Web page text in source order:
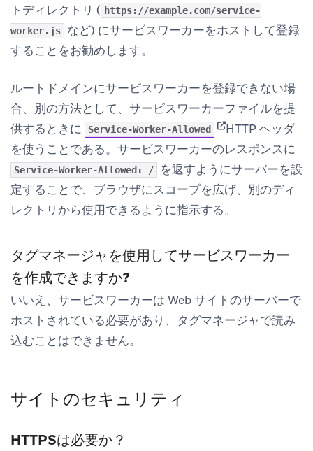
トディレクトリ ( https://example.com/service-
worker.js
など) にサービスワーカーをホストして登録
することをお勧めします。
ルートドメインにサービスワーカーを登録できない場
合、別の方法として、サービスワーカーファイルを提
供するときに
Service-Worker-Allowed (opens in new tab)
HTTP ヘッダ
を使うことである。サービスワーカーのレスポンスに
Service-Worker-Allowed: /
を返すようにサーバーを設
定することで、ブラウザにスコープを広げ、別のディ
レクトリから使用できるように指示する。
タグマネージャを使用してサービスワーカー
を作成できますか?
いいえ、サービスワーカーは Web サイトのサーバーで
ホストされている必要があり、タグマネージャで読み
込むことはできません。
サイトのセキュリティ
HTTPSは必要か？